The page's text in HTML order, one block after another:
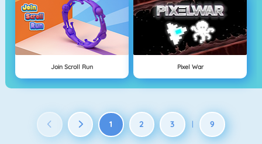
Join Scroll Run Pixel War
1 2 3 | 9